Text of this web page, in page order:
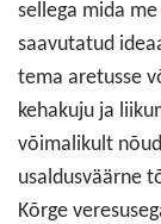
sellega mida
saavutatud
tema aretusse
kehakuju ja
võimalikult
usaldusväärne
Kõrge